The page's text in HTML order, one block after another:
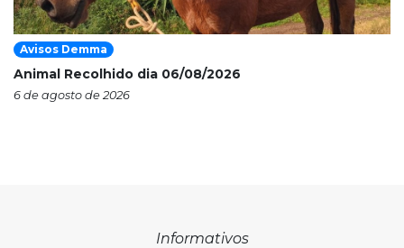
Avisos Demma
Animal Recolhido dia 06/08/2026
6 de agosto de 2026
Informativos